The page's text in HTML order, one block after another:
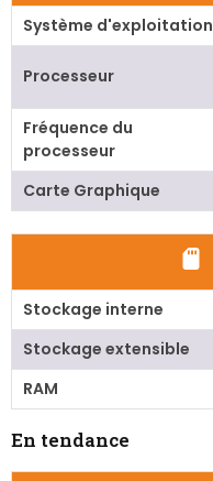
Système d'exploitation
Processeur
Fréquence du
processeur
Carte Graphique
Stockage interne
Stockage extensible
RAM
En tendance